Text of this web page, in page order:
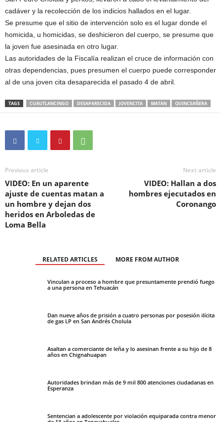
cadáver y la recolección de los indicios hallados en el lugar.
Se presume que el sitio de intervención solo es el lugar donde el
homicida, u homicidas, se deshicieron del cuerpo, se presume que
la joven fue asesinada en otro lugar.
Las autoridades de la Fiscalía realizan el cruce de información con
otras dependencias, pues presumen el cuerpo puede corresponder
al de una joven cita desaparecida el pasado 4 de abril.
TAGS CUAUTLANCINGO DESAPARECIDA JOVENCITA MATAN QUINCEAÑERA
Previous article
VIDEO: En un aparente
ajuste de cuentas matan a
un hombre y dejan dos
heridos en Arboledas de
Loma Bella
Next article
VIDEO: Hallan a dos
hombres ejecutados en
Coronango
RELATED ARTICLES MORE FROM AUTHOR
Vinculan a proceso a hombre que presuntamente prendió fuego
a una persona en Tehuacán
Dan nueve años de prisión a cuatro personas por posesión ilícita
de gas LP en San Andrés Cholula
Asaltan a comerciante de leña y lo asesinan frente a su hijo de 8
años en Chignahuapan
Autoridades brindan más de 9 mil 800 atenciones ciudadanas en
Esperanza
Sentencian a adolescente por violación equiparada contra menor